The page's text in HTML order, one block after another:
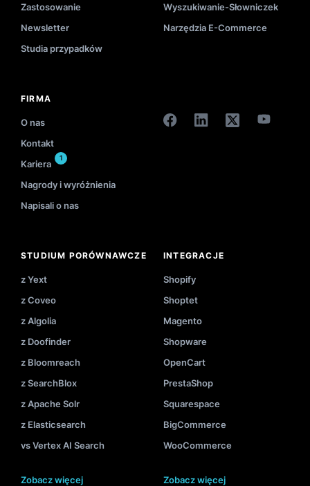
Zastosowanie
Wyszukiwanie-Słowniczek
Newsletter
Narzędzia E-Commerce
Studia przypadków
FIRMA
O nas
Kontakt
Kariera
1
Nagrody i wyróżnienia
Napisali o nas
STUDIUM PORÓWNAWCZE
z Yext
z Coveo
z Algolia
z Doofinder
z Bloomreach
z SearchBlox
z Apache Solr
z Elasticsearch
vs Vertex AI Search
Zobacz więcej
INTEGRACJE
Shopify
Shoptet
Magento
Shopware
OpenCart
PrestaShop
Squarespace
BigCommerce
WooCommerce
Zobacz więcej